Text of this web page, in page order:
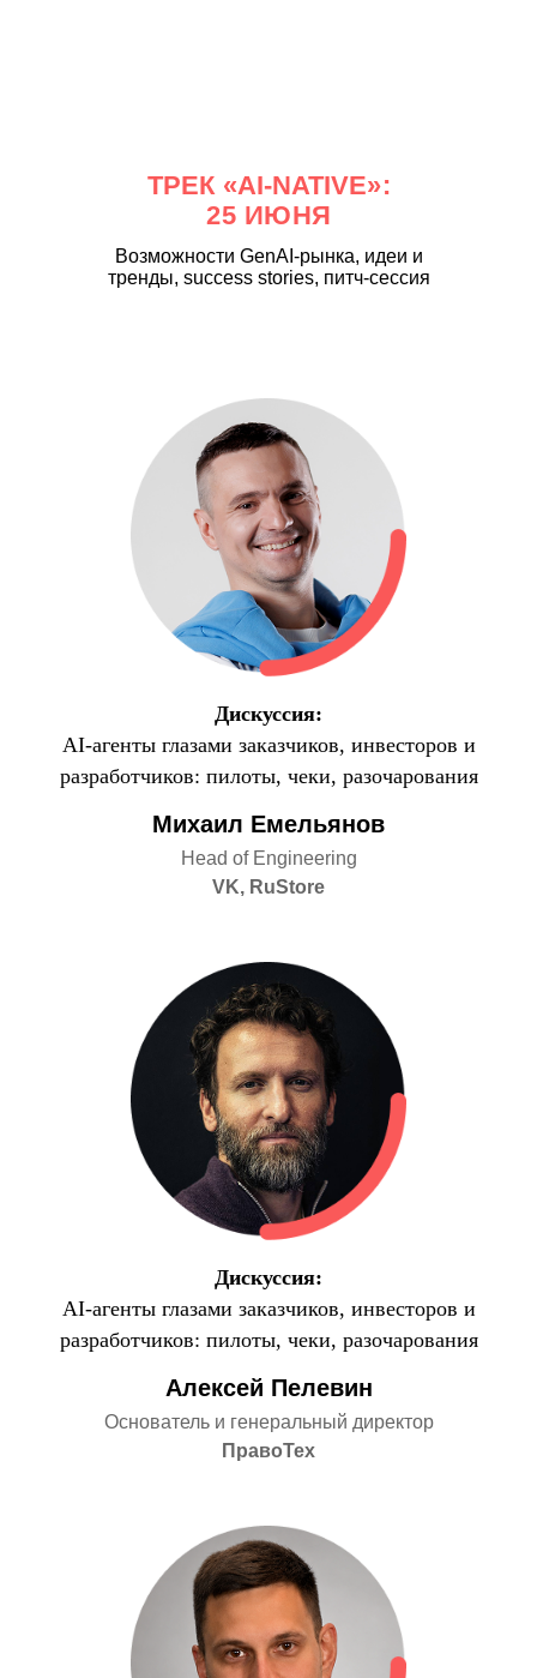
ТРЕК«AI-NATIVE»:
25 ИЮНЯ
Возможности GenAI-рынка, идеи и
тренды, success stories, питч-сессия
Дискуссия:
AI-агенты глазами заказчиков, инвесторов и
разработчиков: пилоты, чеки, разочарования
Михаил Емельянов
Head of Engineering
VK, RuStore
Дискуссия:
AI-агенты глазами заказчиков, инвесторов и
разработчиков: пилоты, чеки, разочарования
Алексей Пелевин
Основатель и генеральный директор
ПравоТех